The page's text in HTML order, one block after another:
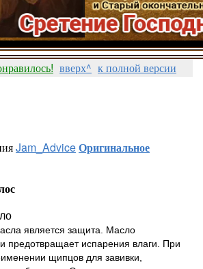
вверх^ к полной версии
Jam_AdviceОригинальное
является защита. Масло
предотвращает испарения влаги. При
щипцов для завивки,